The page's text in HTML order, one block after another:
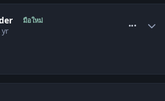
มือใหม่
yr